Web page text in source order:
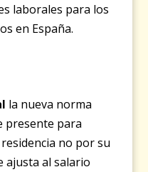
laborales para los
en España.
la nueva norma
presente para
no por su
ajusta al salario